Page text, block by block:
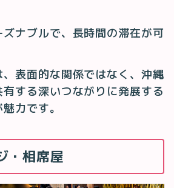
ナブルで、長時間の滞在が可
表面的な関係ではなく、沖縄
する深いつながりに発展する
力です。
・相席屋